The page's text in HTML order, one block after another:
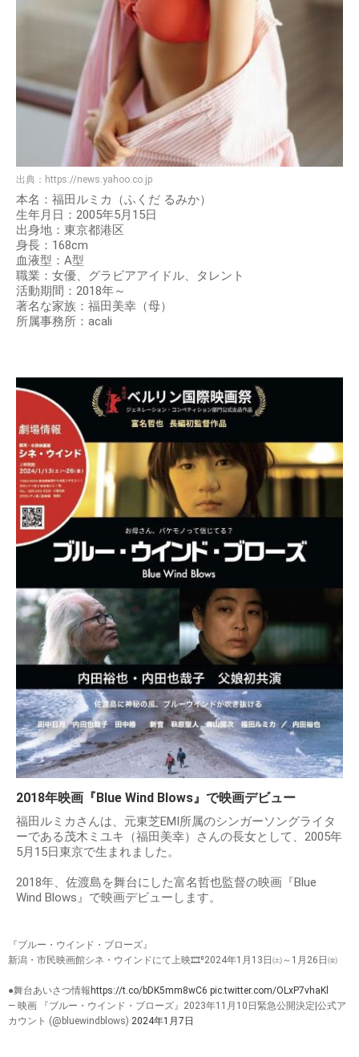
出典： https://news.yahoo.co.jp
本名：福田ルミカ（ふくだ るみか）
生年月日：2005年5月15日
出身地：東京都港区
身長：168cm
血液型：A型
職業：女優、グラビアアイドル、タレント
活動期間：2018年～
著名な家族：福田美幸（母）
所属事務所：acali
2018年映画『Blue Wind Blows』で映画デビュー
福田ルミカさんは、元東芝EMI所属のシンガーソングライタ
ーである茂木ミユキ（福田美幸）さんの長女として、2005年
5月15日東京で生まれました。
2018年、佐渡島を舞台にした富名哲也監督の映画『Blue
Wind Blows』で映画デビューします。
『ブルー・ウインド・ブローズ』
新潟・市民映画館シネ・ウインドにて上映🎞️⁰2024年1月13日㈯～1月26日㈮
●舞台あいさつ情報 https://t.co/bDK5mm8wC6 pic.twitter.com/OLxP7vhaKl
— 映画 『ブルー・ウインド・ブローズ』2023年11月10日緊急公開決定|公式ア
カウント (@bluewindblows) 2024年1月7日